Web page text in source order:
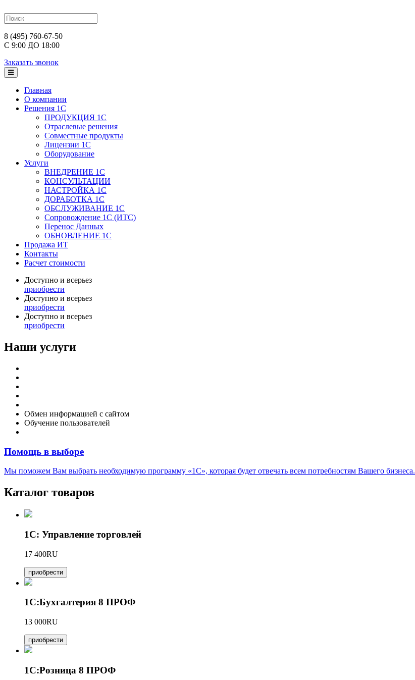
8 (495) 760-67-50
С 9:00 ДО 18:00
Заказать звонок
Главная
О компании
Решения 1С
ПРОДУКЦИЯ 1С
Отраслевые решения
Совместные продукты
Лицензии 1С
Оборудование
Услуги
ВНЕДРЕНИЕ 1С
КОНСУЛЬТАЦИИ
НАСТРОЙКА 1С
ДОРАБОТКА 1С
ОБСЛУЖИВАНИЕ 1С
Сопровождение 1С (ИТС)
Перенос Данных
ОБНОВЛЕНИЕ 1С
Продажа ИТ
Контакты
Расчет стоимости
Доступно и всерьез
приобрести
Доступно и всерьез
приобрести
Доступно и всерьез
приобрести
Наши услуги
Обмен информацией с сайтом
Обучение пользователей
Помощь в выборе
Мы поможем Вам выбрать необходимую программу «1С», которая будет отвечать всем потребностям Вашего бизнеса.
Каталог товаров
1С: Управление торговлей
17 400RU
приобрести
1С:Бухгалтерия 8 ПРОФ
13 000RU
приобрести
1С:Розница 8 ПРОФ